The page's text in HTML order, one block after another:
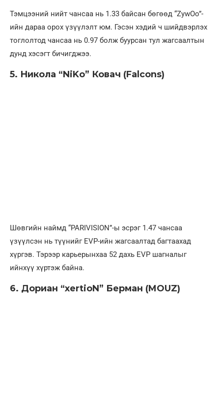
Тэмцээний нийт чансаа нь 1.33 байсан бөгөөд “ZywOo”-
ийн дараа орох үзүүлэлт юм. Гэсэн хэдий ч шийдвэрлэх
тоглолтод чансаа нь 0.97 болж буурсан тул жагсаалтын
дунд хэсэгт бичигджээ.
5. Никола “NiKo” Ковач (Falcons)
Шөвгийн наймд “PARIVISION”-ы эсрэг 1.47 чансаа
үзүүлсэн нь түүнийг EVP-ийн жагсаалтад багтаахад
хүргэв. Тэрээр карьерынхаа 52 дахь EVP шагналыг
ийнхүү хүртэж байна.
6. Дориан “xertioN” Берман (MOUZ)